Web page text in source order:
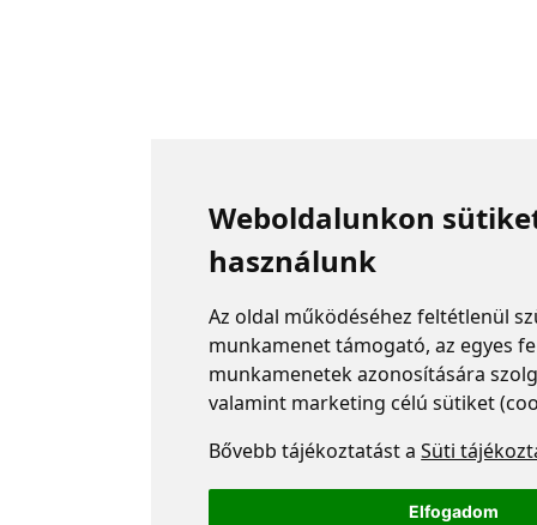
Weboldalunkon
használunk
Az oldal működéséhez feltétlenül
munkamenet támogató, az egyes
munkamenetek azonosítására
valamint marketing célú sütiket
Bővebb tájékoztatást aSüti
Elfogadom